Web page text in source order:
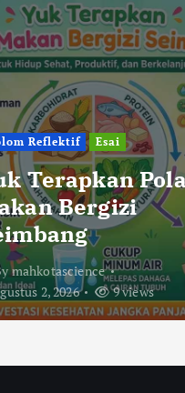
Reflektif Esai
Terapkan
Bergizi
mahkotascience
2, 2026
9 views